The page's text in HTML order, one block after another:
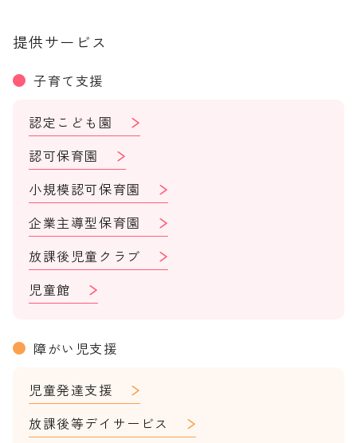
提供サービス
子育て支援
認定こども園
認可保育園
小規模認可保育園
企業主導型保育園
放課後児童クラブ
児童館
障がい児支援
児童発達支援
放課後等デイサービス